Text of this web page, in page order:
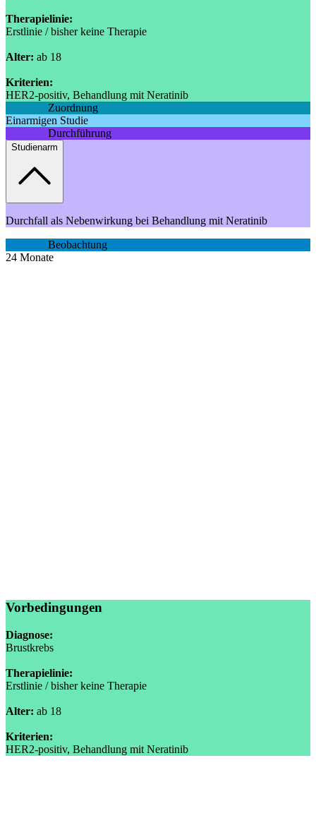
Therapielinie:
Erstlinie / bisher keine Therapie
Alter: ab 18
Kriterien:
HER2-positiv, Behandlung mit Neratinib
Zuordnung
Einarmigen Studie
Durchführung
Studienarm
Durchfall als Nebenwirkung bei Behandlung mit Neratinib
Beobachtung
24 Monate
Vorbedingungen
Diagnose:
Brustkrebs
Therapielinie:
Erstlinie / bisher keine Therapie
Alter: ab 18
Kriterien:
HER2-positiv, Behandlung mit Neratinib